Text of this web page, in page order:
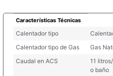
Características Técnicas
Calentador tipo
Calentador tipo de Gas
Gas
Caudal en ACS
11
o baño